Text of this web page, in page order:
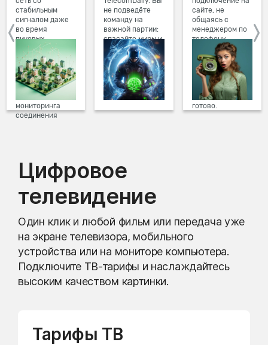
стабильным
сигналом даже
во время
пиковых
нагрузок в
вечернее время.
Мы постоянно
обновляем наше
оборудование в
домах, а система
мониторинга
соединения
не подведёте
команду на
важной партии:
спасайте миры и
побеждайте с
друзьями в
онлайн-играх.
сайте, не
общаясь с
менеджером по
телефону.
Просто в три
клика заполните
форму заявки на
сайте, выберите
дату и время
подключения,
готово.
Цифровое
телевидение
Один клик и любой фильм или передача уже
на экране телевизора, мобильного
устройства или на мониторе компьютера.
Подключите ТВ-тарифы и наслаждайтесь
высоким качеством картинки.
Тарифы ТВ